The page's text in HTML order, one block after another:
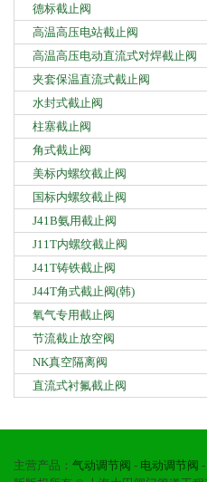
德标截止阀
高温高压电站截止阀
高温高压电动直流式对焊截止阀
夹套保温直流式截止阀
水封式截止阀
柱塞截止阀
角式截止阀
美标内螺纹截止阀
国标内螺纹截止阀
J41B氨用截止阀
J11T内螺纹截止阀
J41T铸铁截止阀
J44T角式截止阀(韩)
氧气专用截止阀
节流截止放空阀
NK真空隔离阀
直流式衬氟截止阀
主营产品： 气动调节阀 - 电动调节阀 -